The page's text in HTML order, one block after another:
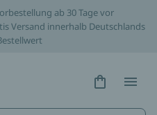
ab 30 Tage vor
Versand innerhalb Deutschlands
Hidden